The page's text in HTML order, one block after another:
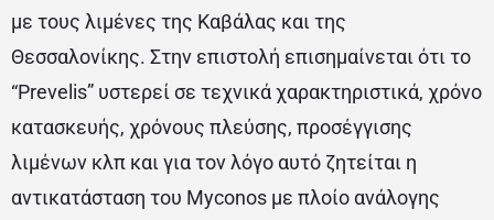
με τους λιμένες της Καβάλας και της
Θεσσαλονίκης. Στην επιστολή επισημαίνεται ότι το
“Prevelis” υστερεί σε τεχνικά χαρακτηριστικά, χρόνο
κατασκευής, χρόνους πλεύσης, προσέγγισης
λιμένων κλπ και για τον λόγο αυτό ζητείται η
αντικατάσταση του Myconos με πλοίο ανάλογης